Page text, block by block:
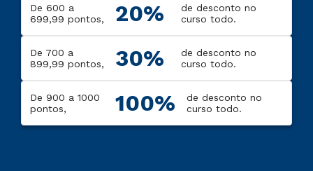
De 600 a
699,99 pontos,
20%
de desconto no
curso todo.
De 700 a
899,99 pontos,
30%
de desconto no
curso todo.
De 900 a 1000
pontos,
100%
de desconto no
curso todo.